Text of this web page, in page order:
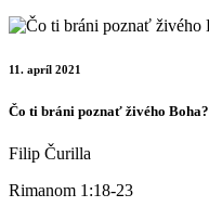
11. apríl 2021
Čo ti bráni poznať živého Boha?
Filip Čurilla
Rimanom 1:18-23